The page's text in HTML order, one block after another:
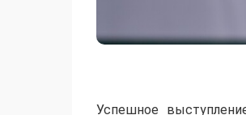
Успешное